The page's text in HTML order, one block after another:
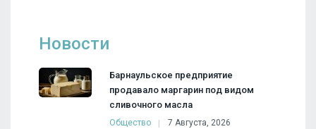
Новости
Барнаульское предприятие
продавало маргарин под видом
сливочного масла
Общество 7 Августа, 2026